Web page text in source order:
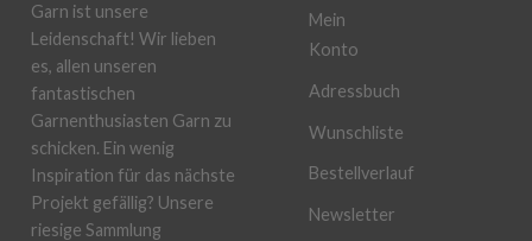
Garn ist unsere
Leidenschaft! Wir lieben
es, allen unseren
fantastischen
Garnenthusiasten Garn zu
schicken. Ein wenig
Inspiration für das nächste
Projekt gefällig? Unsere
riesige Sammlung
Mein
Konto
Adressbuch
Wunschliste
Bestellverlauf
Newsletter